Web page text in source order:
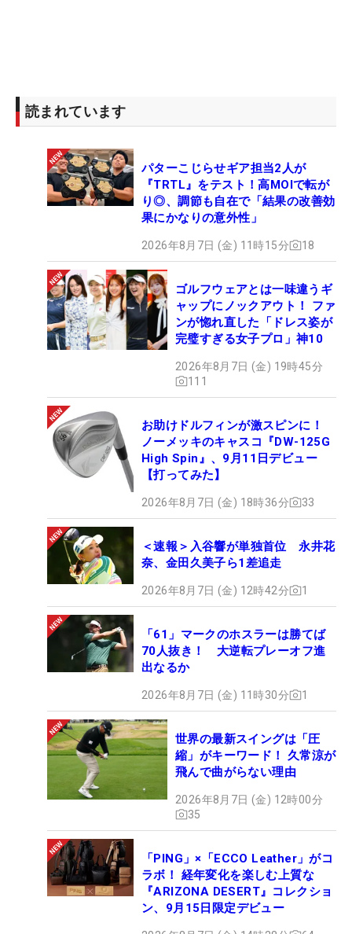
読まれています
パターこじらせギア担当2人が
『TRTL』をテスト！高MOIで転が
り◎、調節も自在で「結果の改善効
果にかなりの意外性」
2026年8月7日 (金) 11時15分 18
ゴルフウェアとは一味違うギ
ャップにノックアウト！ ファ
ンが惚れ直した「ドレス姿が
完璧すぎる女子プロ」神10
2026年8月7日 (金) 19時45分
111
お助けドルフィンが激スピンに！
ノーメッキのキャスコ『DW-125G
High Spin』、9月11日デビュー
【打ってみた】
2026年8月7日 (金) 18時36分 33
＜速報＞入谷響が単独首位 永井花
奈、金田久美子ら1差追走
2026年8月7日 (金) 12時42分 1
「61」マークのホスラーは勝てば
70人抜き！ 大逆転プレーオフ進
出なるか
2026年8月7日 (金) 11時30分 1
世界の最新スイングは「圧
縮」がキーワード！ 久常涼が
飛んで曲がらない理由
2026年8月7日 (金) 12時00分
35
「PING」×「ECCO Leather」がコ
ラボ！ 経年変化を楽しむ上質な
『ARIZONA DESERT』コレクショ
ン、9月15日限定デビュー